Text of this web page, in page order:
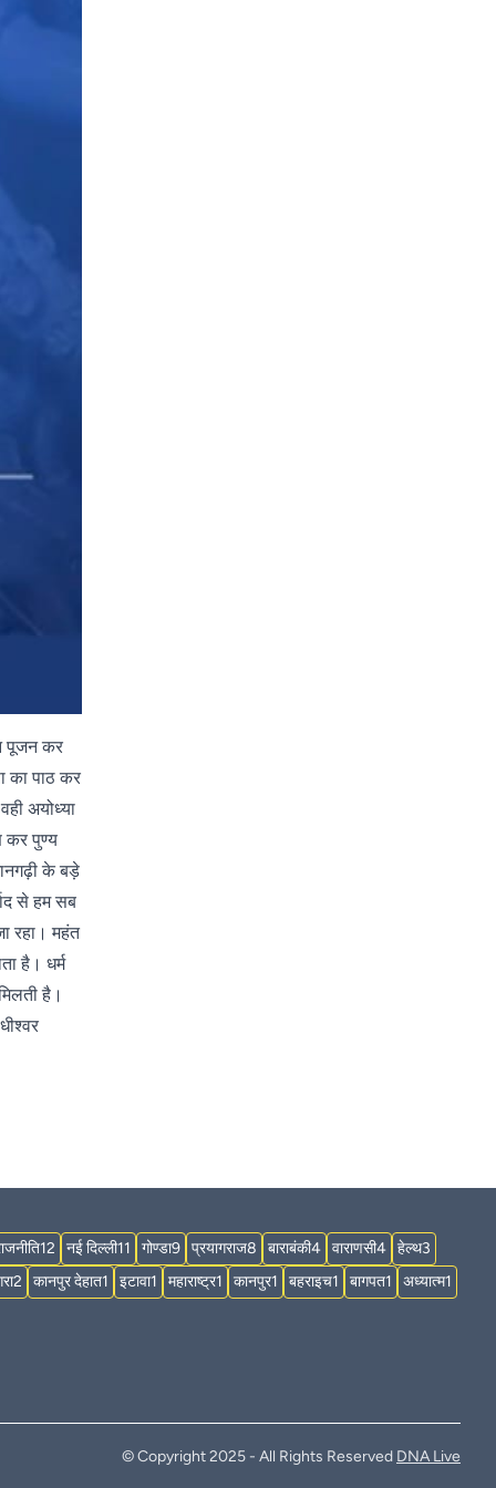
पूजन कर
का पाठ कर
अयोध्या
कर पुण्य
के बड़े
से हम सब
रहा। महंत
है। धर्म
है।
12 नई दिल्ली11 गोण्डा9 प्रयागराज8 बाराबंकी4 वाराणसी4 हेल्थ3
2 कानपुर देहात1 इटावा1 महाराष्ट्र1 कानपुर1 बहराइच1 बागपत1 अध्यात्म1
© Copyright 2025 - All Rights Reserved DNA Live